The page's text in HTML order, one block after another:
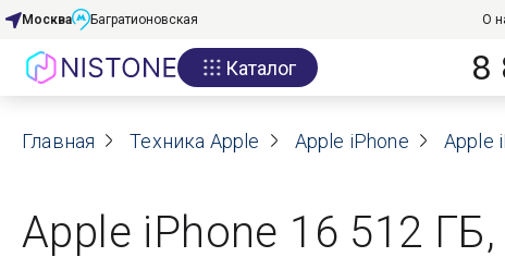
Акции
О нас
Москва Багратионовская О
Каталог 8
Главная Техника Apple Apple iPhone Apple
Apple iPhone 16 512